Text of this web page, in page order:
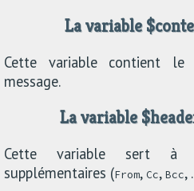
La variable
Cette variable contient
message.
La variable
Cette variable sert à
supplémentaires (From, Cc, Bcc,